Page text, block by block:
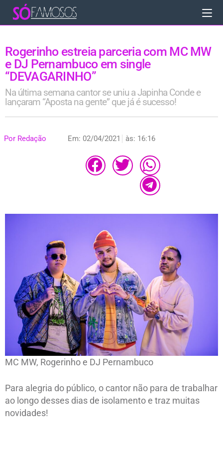
Rogerinho estreia parceria com MC MW
e DJ Pernambuco em single
“DEVAGARINHO”
Na última semana cantor se uniu a Japinha Conde e
lançaram “Aposta na gente” que já é sucesso!
Por Redação Em: 02/04/2021 às: 16:16
MC MW, Rogerinho e DJ Pernambuco
Para alegria do público, o cantor não para de trabalhar
ao longo desses dias de isolamento e traz muitas
novidades!